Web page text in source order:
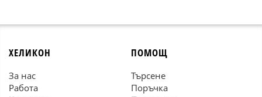
ХЕЛИКОН
За нас
Работа
ПОМОЩ
Търсене
Поръчка